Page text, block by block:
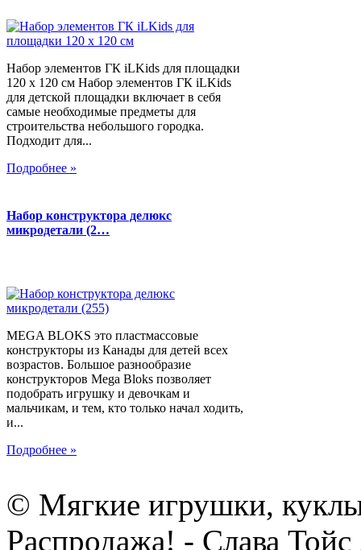
Набор элементов ГК iLKids для площадки
120 х 120 см Набор элементов ГК iLKids
для детской площадки включает в себя
самые необходимые предметы для
строительства небольшого городка.
Подходит для...
Подробнее »
Набор конструктора делюкс
микродетали (2…
MEGA BLOKS это пластмассовые
конструкторы из Канады для детей всех
возрастов. Большое разнообразие
конструкторов Mega Bloks позволяет
подобрать игрушку и девочкам и
мальчикам, и тем, кто только начал ходить,
и...
Подробнее »
© Мягкие игрушки,
Распродажа! - Слава Тойс